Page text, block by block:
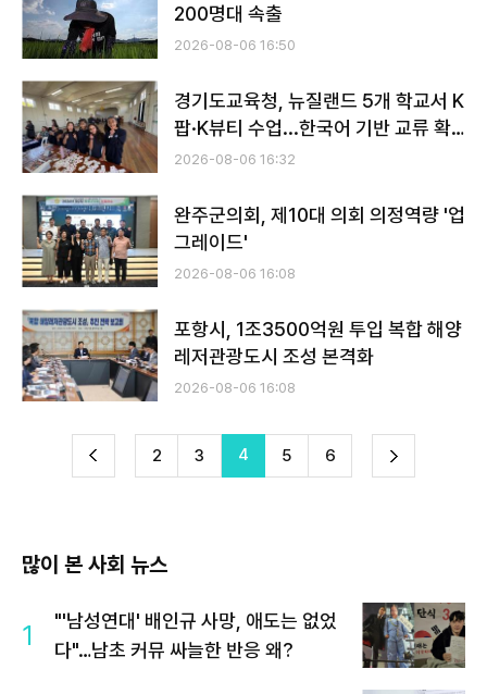
200명대 속출
2026-08-06 16:50
경기도교육청, 뉴질랜드 5개 학교서 K
팝·K뷰티 수업...한국어 기반 교류 확
대
2026-08-06 16:32
완주군의회, 제10대 의회 의정역량 '업
그레이드'
2026-08-06 16:08
포항시, 1조3500억원 투입 복합 해양
레저관광도시 조성 본격화
2026-08-06 16:08
이 2 3 4 5 6 다
많이 본 사회 뉴스
1
"'남성연대' 배인규 사망, 애도는 없었
다"…남초 커뮤 싸늘한 반응 왜?